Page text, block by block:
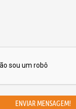
ENVIAR MENSAGEM!